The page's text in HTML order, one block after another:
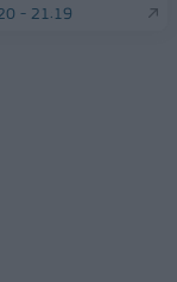
- 21:19